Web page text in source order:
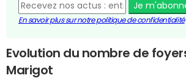
Je
En savoir plus sur notre politique de confidentialité
Evolution du nombre de
Marigot